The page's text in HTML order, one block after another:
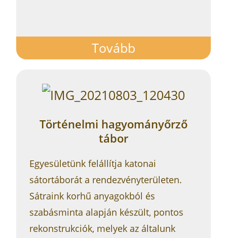
Tovább
Történelmi hagyományőrző
tábor
Egyesületünk felállítja katonai
sátortáborát a rendezvényterületen.
Sátraink korhű anyagokból és
szabásminta alapján készült, pontos
rekonstrukciók, melyek az általunk